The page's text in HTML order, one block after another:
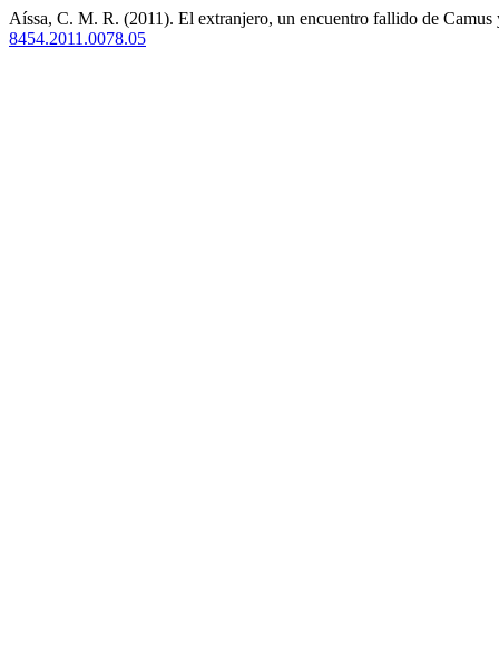
Aíssa, C. M. R. (2011). El extranjero, un encuentro fallido de
8454.2011.0078.05